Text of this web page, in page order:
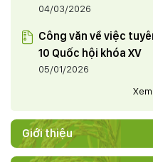
04/03/2026
Công văn về việc
10 Quốc hội khóa XV
05/01/2026
Giới thiệu